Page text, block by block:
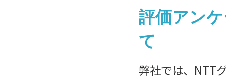
評価アン
て
弊社では、NTT